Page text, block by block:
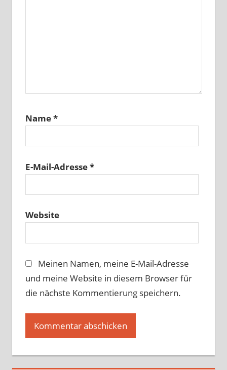
Name*
E-Mail-Adresse*
Website
Meinen Namen, meine E-Mail-Adresse
und meine Website in diesem Browser für
die nächste Kommentierung speichern.